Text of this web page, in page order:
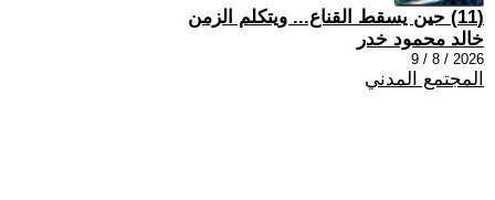
(11) حين يسقط القناع... ويتكلم الزمن
خالد محمود خدر
2026 / 8 / 9
المجتمع المدني